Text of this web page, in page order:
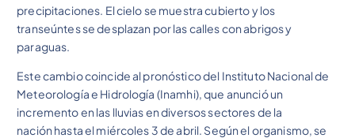
precipitaciones. El cielo se muestra cubierto y los
transeúntes se desplazan por las calles con abrigos y
paraguas.
Este cambio coincide al pronóstico del Instituto Nacional de
Meteorología e Hidrología (Inamhi), que anunció un
incremento en las lluvias en diversos sectores de la
nación hasta el miércoles 3 de abril. Según el organismo, se